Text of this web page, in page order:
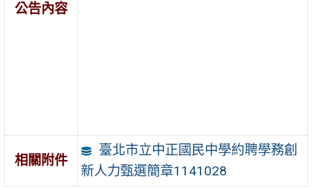
公告內容
相關附件
臺北市立中正國民中學約聘學務創
新人力甄選簡章1141028